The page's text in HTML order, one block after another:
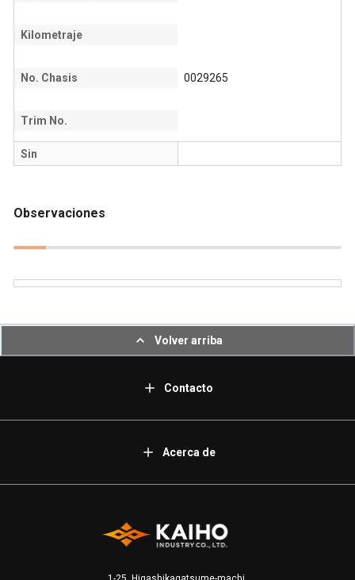
Kilometraje
No. Chasis 0029265
Trim No.
Sin
Observaciones
Volver arriba
Contacto
Acerca de